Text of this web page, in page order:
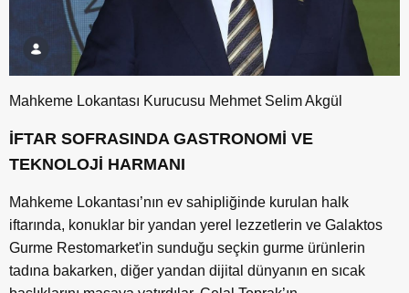
Mahkeme Lokantası Kurucusu Mehmet Selim Akgül
İFTAR SOFRASINDA GASTRONOMİ VE
TEKNOLOJİ HARMANI
Mahkeme Lokantası’nın ev sahipliğinde kurulan halk
iftarında, konuklar bir yandan yerel lezzetlerin ve Galaktos
Gurme Restomarket'in sunduğu seçkin gurme ürünlerin
tadına bakarken, diğer yandan dijital dünyanın en sıcak